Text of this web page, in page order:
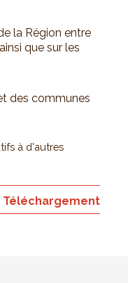
la Région entre
que sur les
des communes
à d'autres
Téléchargement